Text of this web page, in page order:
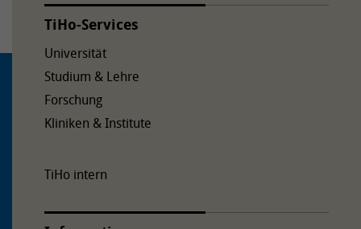
TiHo-Services
Universität
Studium & Lehre
Forschung
Kliniken & Institute
TiHo intern